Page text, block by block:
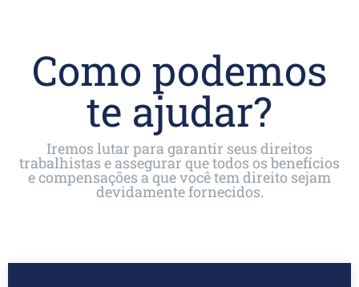
Como podemos
te ajudar?
Iremos lutar para garantir seus direitos
trabalhistas e assegurar que todos os benefícios
e compensações a que você tem direito sejam
devidamente fornecidos.